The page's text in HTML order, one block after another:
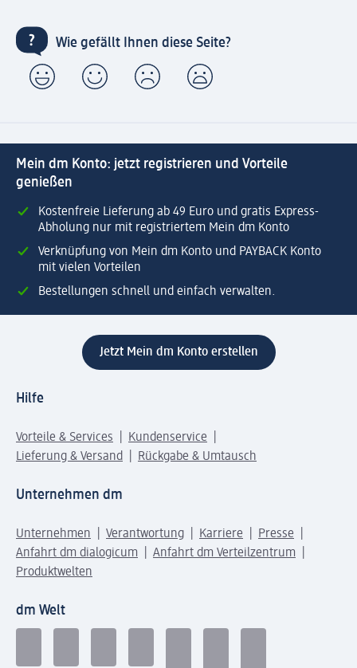
Wie gefällt Ihnen diese Seite?
Mein dm Konto: jetzt registrieren und Vorteile
genießen
Kostenfreie Lieferung ab 49 Euro und gratis Express-
Abholung nur mit registriertem Mein dm Konto
Verknüpfung von Mein dm Konto und PAYBACK Konto
mit vielen Vorteilen
Bestellungen schnell und einfach verwalten.
Jetzt Mein dm Konto erstellen
Hilfe
Vorteile & Services
Kundenservice
Lieferung & Versand
Rückgabe & Umtausch
Unternehmen dm
Unternehmen Verantwortung Karriere
Presse
Anfahrt dm dialogicum
Anfahrt dm Verteilzentrum
Produktwelten
dm Welt